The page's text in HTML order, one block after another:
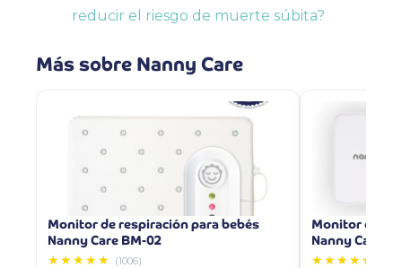
reducir el riesgo de muerte súbita?
Más sobre Nanny Care
Monitor de respiración para bebés
Nanny Care BM-02
★★★★★ (1006)
Monitor de
Nanny Care
★★★★★